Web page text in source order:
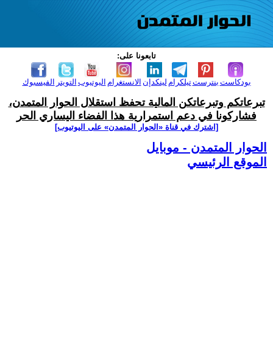
تابعونا على:
الفيسبوك التويتر اليوتيوب الانستغرام لينكدإن تيلكرامبنترست بودكاست
تبرعاتكم وتبرعاتكن المالية تحفظ استقلال الحوار المتمدن،
فشاركونا في دعم استمرارية هذا الفضاء اليساري الحر
[اشترك في قناة ‫«الحوار المتمدن» على اليوتيوب]
الحوار المتمدن - موبايل
الموقع الرئيسي